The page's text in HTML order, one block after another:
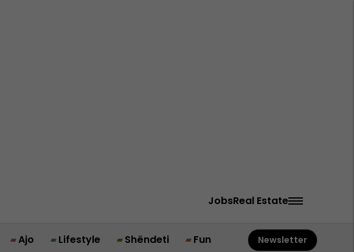
JobsReal Estate
Ajo Lifestyle Shëndeti Fun Newsletter